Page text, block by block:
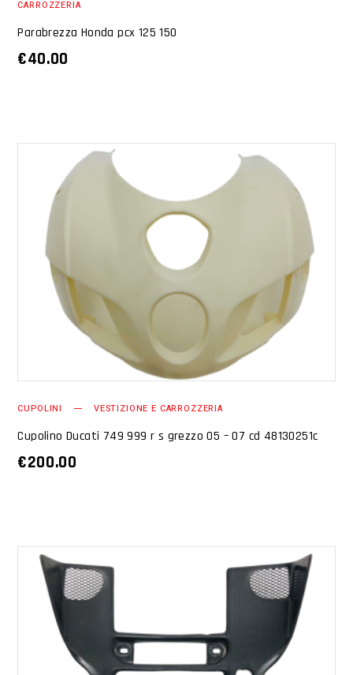
CARROZZERIA
Parabrezza Honda pcx 125 150
€40.00
AGGIUNGI AL CARRELLO
CUPOLINI VESTIZIONE E CARROZZERIA
Cupolino Ducati 749 999 r s grezzo 05 – 07 cd 48130251c
€200.00
AGGIUNGI AL CARRELLO